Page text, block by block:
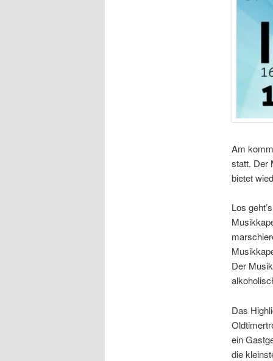
Am
statt. Der
bietet
Los
Der
Das
ein
die